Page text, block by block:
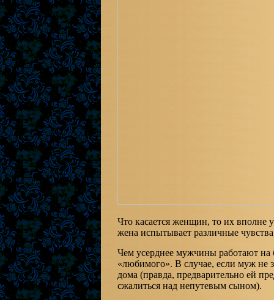
Что касается женщин, то их вполне
жена испытывает различные
Чем усерднее мужчины работают на
«любимого». В случае, если муж не
дома (правда, предварительно ей
сжалиться над непутевым сыном).